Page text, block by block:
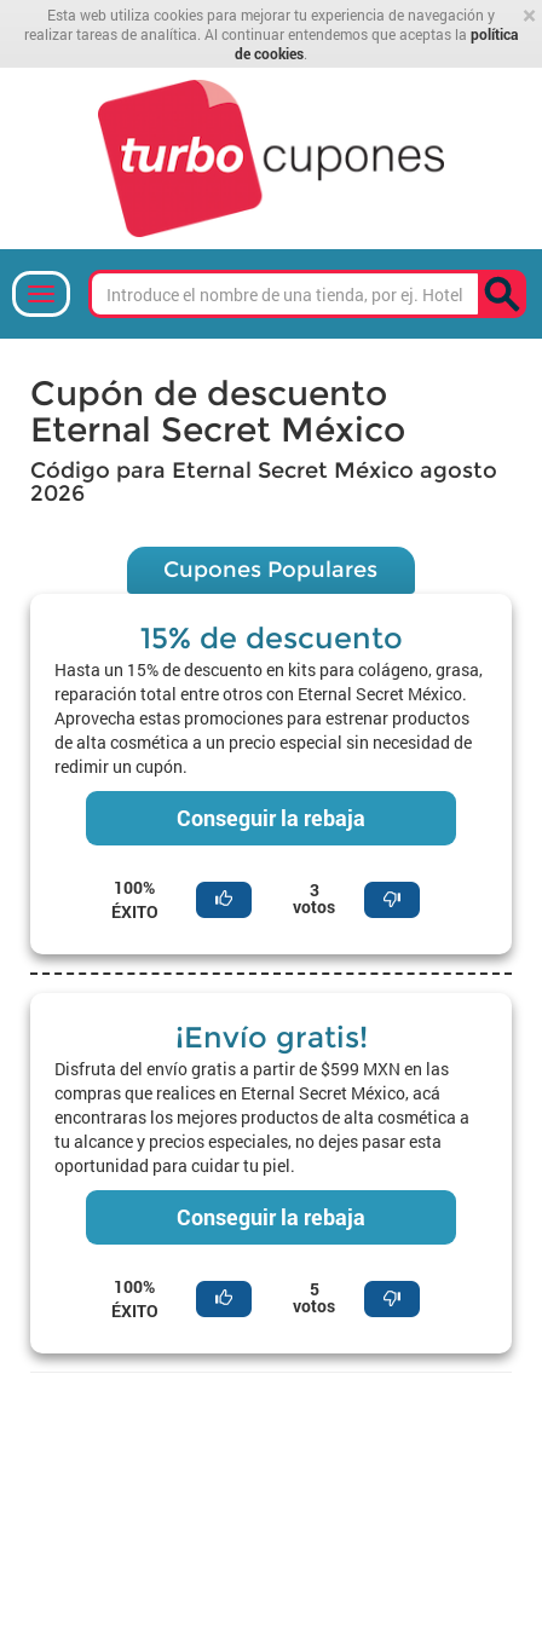
×
Esta web utiliza cookies para mejorar tu experiencia de navegación y
realizar tareas de analítica. Al continuar entendemos que aceptas la política
de cookies
Cupón de descuento
Eternal Secret México
Código para Eternal Secret México agosto
2026
Cupones Populares
15% de descuento
Hasta un 15% de descuento en kits para colágeno, grasa,
reparación total entre otros con Eternal Secret México.
Aprovecha estas promociones para estrenar productos
de alta cosmética a un precio especial sin necesidad de
redimir un cupón.
Conseguir la rebaja
100%
ÉXITO
3
votos
¡Envío gratis!
Disfruta del envío gratis a partir de $599 MXN en las
compras que realices en Eternal Secret México, acá
encontraras los mejores productos de alta cosmética a
tu alcance y precios especiales, no dejes pasar esta
oportunidad para cuidar tu piel.
Conseguir la rebaja
100%
ÉXITO
5
votos